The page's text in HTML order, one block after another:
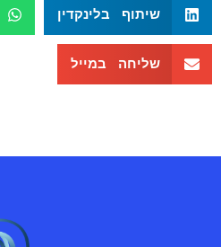
שיתוף בלינקדין
שליחה במייל